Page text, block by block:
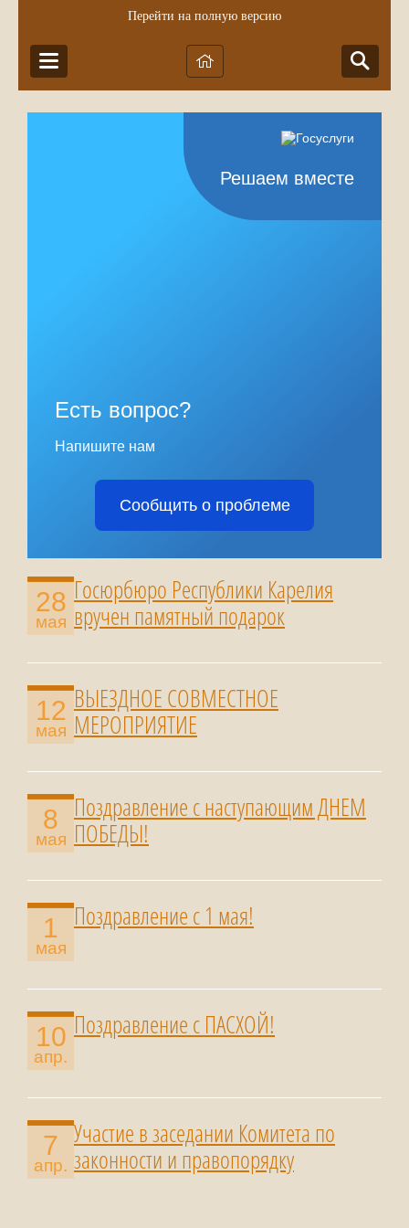
Перейти на полную версию
Решаем вместе
Есть вопрос?
Напишите нам
Сообщить о проблеме
28
мая
Госюрбюро Республики Карелия
вручен памятный подарок
12
мая
ВЫЕЗДНОЕ СОВМЕСТНОЕ
МЕРОПРИЯТИЕ
8
мая
Поздравление с наступающим ДНЕМ
ПОБЕДЫ!
1
мая
Поздравление с 1 мая!
10
апр.
Поздравление с ПАСХОЙ!
7
апр.
Участие в заседании Комитета по
законности и правопорядку